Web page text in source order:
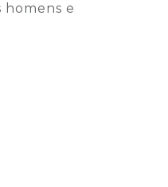
homens e